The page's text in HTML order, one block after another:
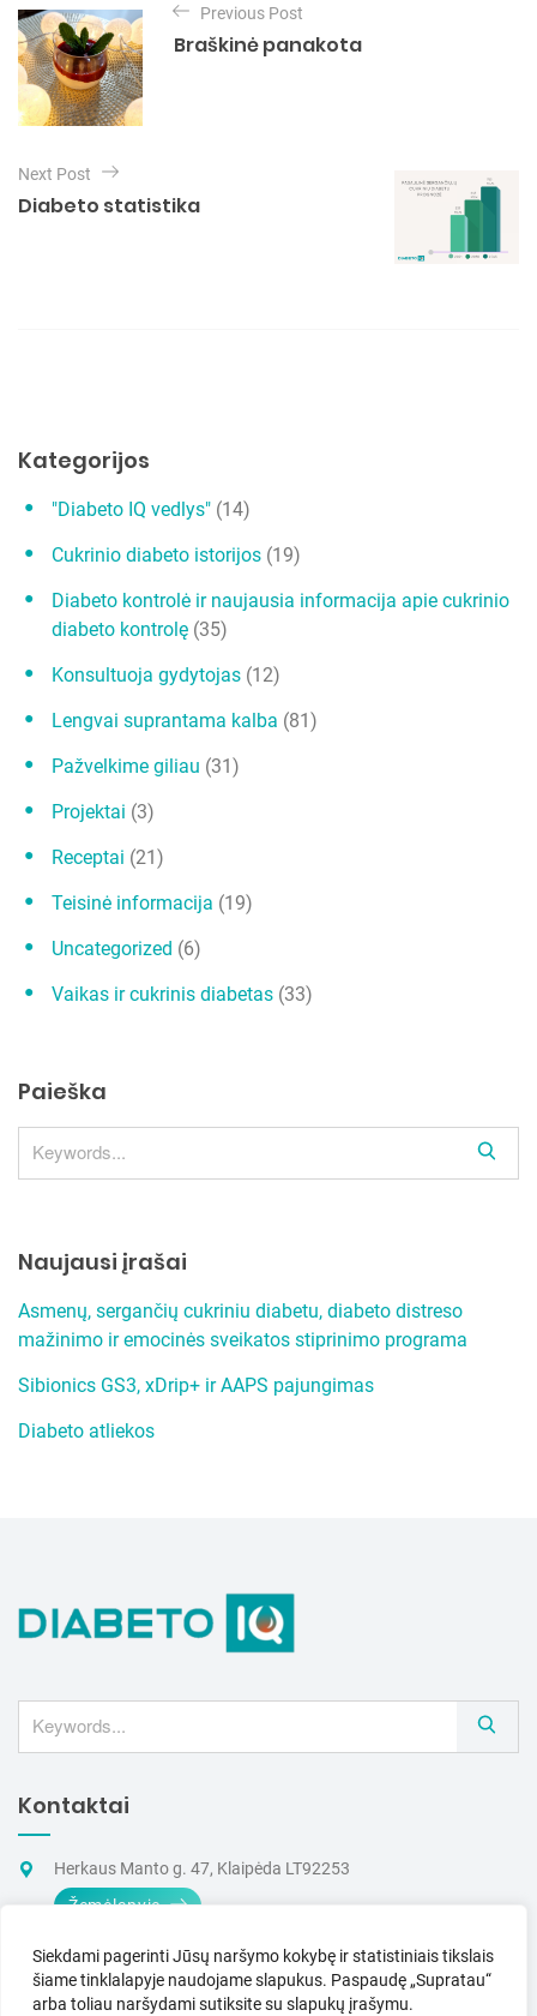
Siekdami pagerinti Jūsų naršymo kokybę ir statistiniais tikslais
šiame tinklalapyje naudojame slapukus. Paspaudę „Supratau“
arba toliau naršydami sutiksite su slapukų įrašymu.
g
o
r
i
e
a
v
i
g
a
c
p
a
š
Previous Post
Braškinė panakota
Next Post
Diabeto statistika
Kategorijos
"Diabeto IQ vedlys" (14)
Cukrinio diabeto istorijos (19)
Diabeto kontrolė ir naujausia informacija apie cukrinio
diabeto kontrolę (35)
Konsultuoja gydytojas (12)
Lengvai suprantama kalba (81)
Pažvelkime giliau (31)
Projektai (3)
Receptai (21)
Teisinė informacija (19)
Uncategorized (6)
Vaikas ir cukrinis diabetas (33)
Paieška
e
Naujausi įrašai
Asmenų, sergančių cukriniu diabetu, diabeto distreso
mažinimo ir emocinės sveikatos stiprinimo programa
Sibionics GS3, xDrip+ ir AAPS pajungimas
Diabeto atliekos
e
Kontaktai
Herkaus Manto g. 47, Klaipėda LT92253
Žemėlapyje
+370 605 03265
(I–V 9–17 val.)
info@dia-iq.lt